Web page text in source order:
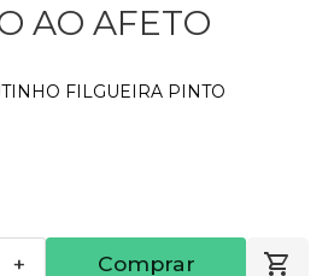
AO AFETO
FILGUEIRA PINTO
+ Comprar